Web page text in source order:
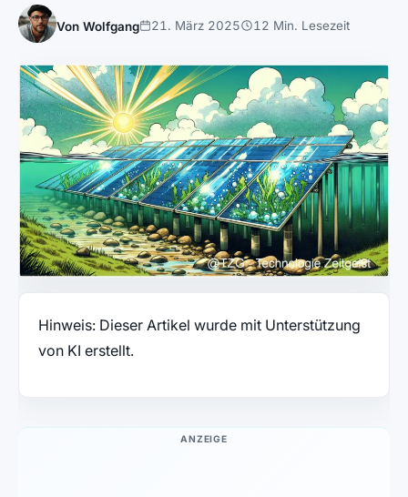
Von Wolfgang 21. März 2025 12 Min. Lesezeit
Hinweis: Dieser Artikel wurde mit Unterstützung
von KI erstellt.
ANZEIGE